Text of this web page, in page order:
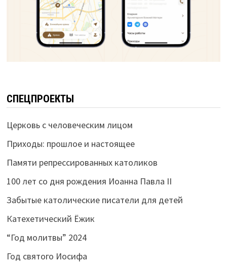
СПЕЦПРОЕКТЫ
Церковь с человеческим лицом
Приходы: прошлое и настоящее
Памяти репрессированных католиков
100 лет со дня рождения Иоанна Павла II
Забытые католические писатели для детей
Катехетический Ёжик
“Год молитвы” 2024
Год святого Иосифа